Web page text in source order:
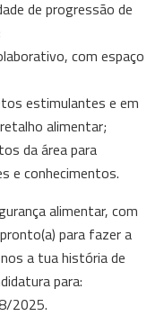
de progressão de
com espaço
estimulantes e em
alimentar;
da área para
e conhecimentos.
alimentar, com
para fazer a
a tua história de
para:
2025.